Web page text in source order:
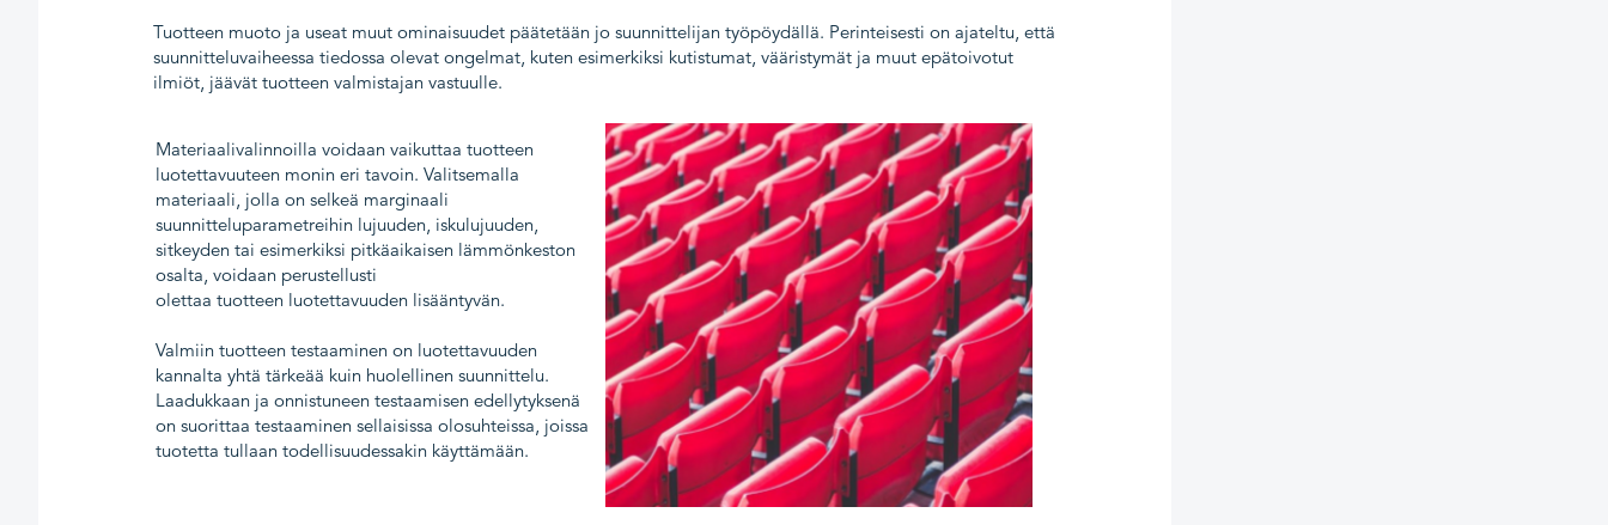
Tuotteen muoto ja useat muut ominaisuudet päätetään jo suunnittelijan työpöydällä. Perinteisesti on ajateltu, että
suunnitteluvaiheessa tiedossa olevat ongelmat, kuten esimerkiksi kutistumat, vääristymät ja muut epätoivotut
ilmiöt, jäävät tuotteen valmistajan vastuulle.
Materiaalivalinnoilla voidaan vaikuttaa tuotteen
luotettavuuteen monin eri tavoin. Valitsemalla
materiaali, jolla on selkeä marginaali
suunnitteluparametreihin lujuuden, iskulujuuden,
sitkeyden tai esimerkiksi pitkäaikaisen lämmönkeston
osalta, voidaan perustellusti
olettaa tuotteen luotettavuuden lisääntyvän.
Valmiin tuotteen testaaminen on luotettavuuden
kannalta yhtä tärkeää kuin huolellinen suunnittelu.
Laadukkaan ja onnistuneen testaamisen edellytyksenä
on suorittaa testaaminen sellaisissa olosuhteissa, joissa
tuotetta tullaan todellisuudessakin käyttämään.